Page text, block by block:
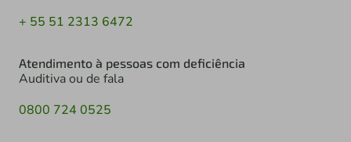
+ 55 51 2313 6472
Atendimento à pessoas com deficiência
Auditiva ou de fala
0800 724 0525